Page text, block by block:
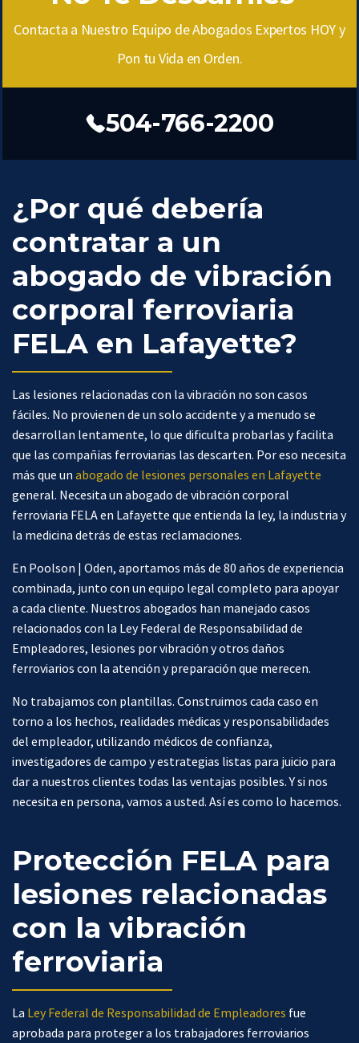
Contacta a Nuestro Equipo de Abogados Expertos HOY y
Pon tu Vida en Orden.
504-766-2200
¿Por qué debería
contratar a un
abogado de vibración
corporal ferroviaria
FELA en Lafayette?
Las lesiones relacionadas con la vibración no son casos
fáciles. No provienen de un solo accidente y a menudo se
desarrollan lentamente, lo que dificulta probarlas y facilita
que las compañías ferroviarias las descarten. Por eso necesita
más que un abogado de lesiones personales en Lafayette
general. Necesita un abogado de vibración corporal
ferroviaria FELA en Lafayette que entienda la ley, la industria y
la medicina detrás de estas reclamaciones.
En Poolson | Oden, aportamos más de 80 años de experiencia
combinada, junto con un equipo legal completo para apoyar
a cada cliente. Nuestros abogados han manejado casos
relacionados con la Ley Federal de Responsabilidad de
Empleadores, lesiones por vibración y otros daños
ferroviarios con la atención y preparación que merecen.
No trabajamos con plantillas. Construimos cada caso en
torno a los hechos, realidades médicas y responsabilidades
del empleador, utilizando médicos de confianza,
investigadores de campo y estrategias listas para juicio para
dar a nuestros clientes todas las ventajas posibles. Y si nos
necesita en persona, vamos a usted. Así es como lo hacemos.
Protección FELA para
lesiones relacionadas
con la vibración
ferroviaria
La Ley Federal de Responsabilidad de Empleadores fue
aprobada para proteger a los trabajadores ferroviarios